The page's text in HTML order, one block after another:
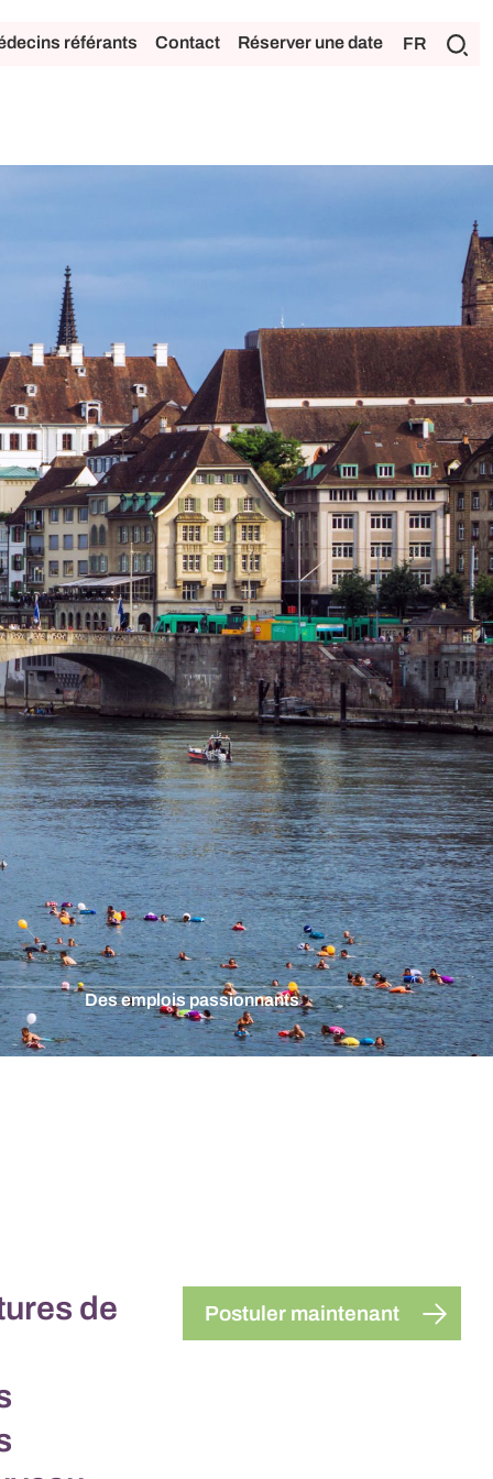
référants Contact Réserver une date FR
Des emplois passionnants
de
Postuler maintenant